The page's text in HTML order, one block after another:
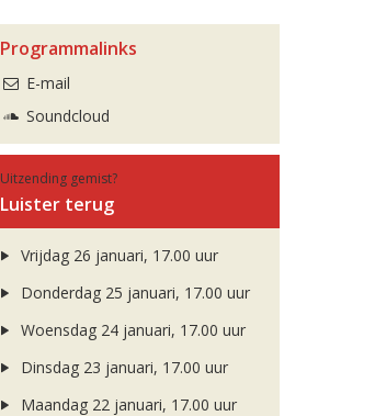
Programmalinks
E-mail
Soundcloud
Uitzending gemist?
Luister terug
Vrijdag 26 januari, 17.00 uur
Donderdag 25 januari, 17.00 uur
Woensdag 24 januari, 17.00 uur
Dinsdag 23 januari, 17.00 uur
Maandag 22 januari, 17.00 uur